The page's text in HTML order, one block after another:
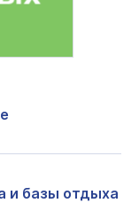
и базы отдыха